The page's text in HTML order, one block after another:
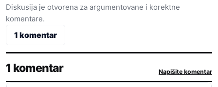
Diskusija je otvorena za argumentovane i korektne
komentare.
1 komentar
1 komentar Napišite komentar